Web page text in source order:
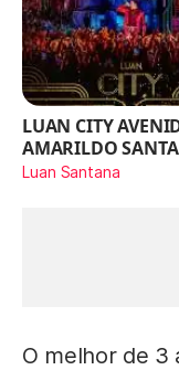
LUAN CITY
AMARILDO
Vivo)
Luan Santana
O melhor de 3